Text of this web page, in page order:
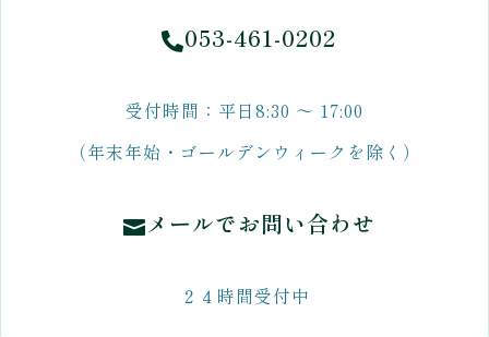
053-461-0202
受付時間：平日8:30 ～ 17:00
（年末年始・ゴールデンウィークを除く）
 メールでお問い合わせ
２４時間受付中